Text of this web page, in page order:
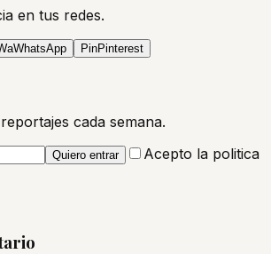
en tus redes.
WhatsApp PinPinterest
cada semana.
Quiero entrar
Acepto la politica